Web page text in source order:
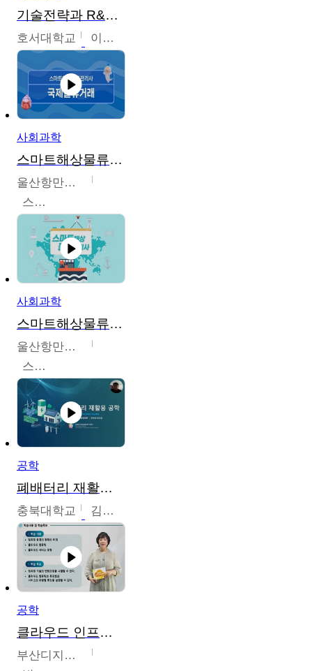
기술전략과 R&D기획
호서대학교 이원희
사회과학
스마트해상물류관리사 교육과정
울산항만공사
스마트해상물류관리사 교육위원회
사회과학
스마트해상물류관리사 교육과정2
울산항만공사
스마트해상물류관리사 교육위원회
공학
폐배터리 재활용 공학
충북대학교 김영재,최진섭,한성수,한요셉,윤문수,박유세,강동우,박민준,이동주,조채용
공학
클라우드 인프라 구축 및 활용
부산디지털대학교